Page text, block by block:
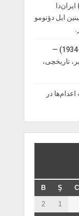
مرداد) ایران‌دا
ایل دؤنومو
محمود آغا غنی‌زاده (1878-1934) —
تاریخچی،
در
C
Ş
B
1
2